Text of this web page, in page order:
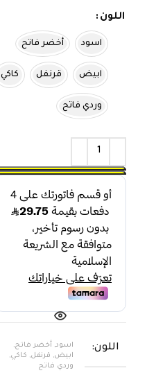
اللون
اسود أخضر فاتح
ابيض قرنفل كاكي
وردي فاتح
اللون
اسود, أخضر فاتح,
ابيض, قرنفل, كاكي,
وردي فاتح